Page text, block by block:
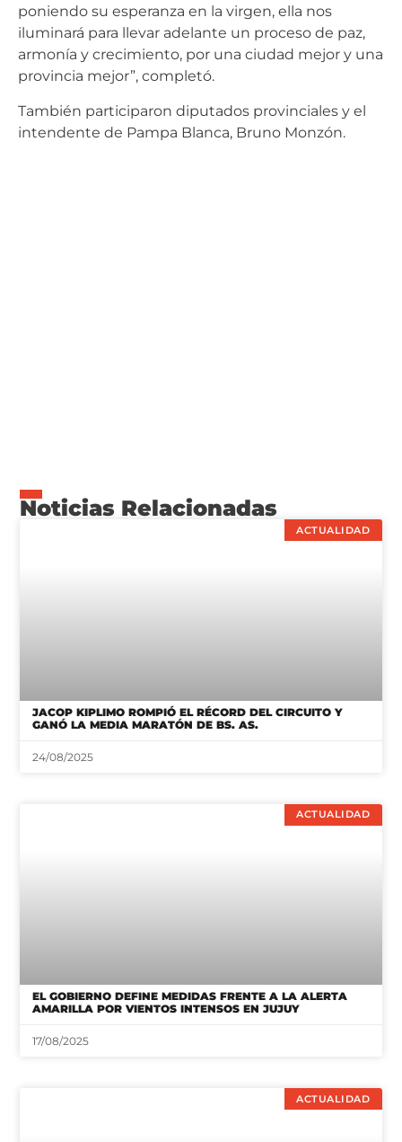
poniendo su esperanza en la virgen, ella nos
iluminará para llevar adelante un proceso de paz,
armonía y crecimiento, por una ciudad mejor y una
provincia mejor”, completó.
También participaron diputados provinciales y el
intendente de Pampa Blanca, Bruno Monzón.
Noticias Relacionadas
ACTUALIDAD
JACOP KIPLIMO ROMPIÓ EL RÉCORD DEL CIRCUITO Y
GANÓ LA MEDIA MARATÓN DE BS. AS.
24/08/2025
ACTUALIDAD
EL GOBIERNO DEFINE MEDIDAS FRENTE A LA ALERTA
AMARILLA POR VIENTOS INTENSOS EN JUJUY
17/08/2025
ACTUALIDAD